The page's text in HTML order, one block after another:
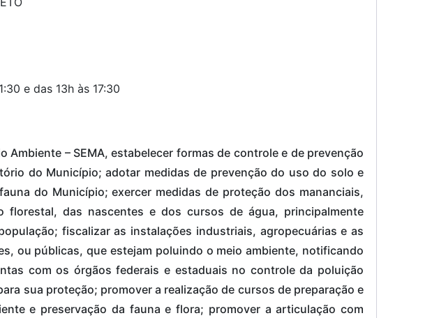
e das 13h às 17:30
Ambiente – SEMA, estabelecer formas de controle e de prevenção
do Município; adotar medidas de prevenção do uso do solo e
do Município; exercer medidas de proteção dos mananciais,
florestal, das nascentes e dos cursos de água, principalmente
fiscalizar as instalações industriais, agropecuárias e as
ou públicas, que estejam poluindo o meio ambiente, notificando
com os órgãos federais e estaduais no controle da poluição
sua proteção; promover a realização de cursos de preparação e
e preservação da fauna e flora; promover a articulação com